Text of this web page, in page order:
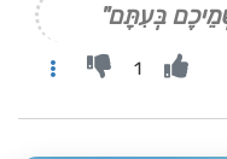
בְּעִתָּם"
1